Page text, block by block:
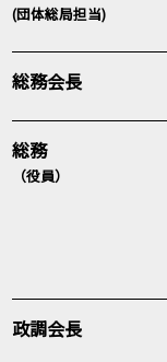
(団体総局担当)
総務会長
総務
（役員）
政調会長